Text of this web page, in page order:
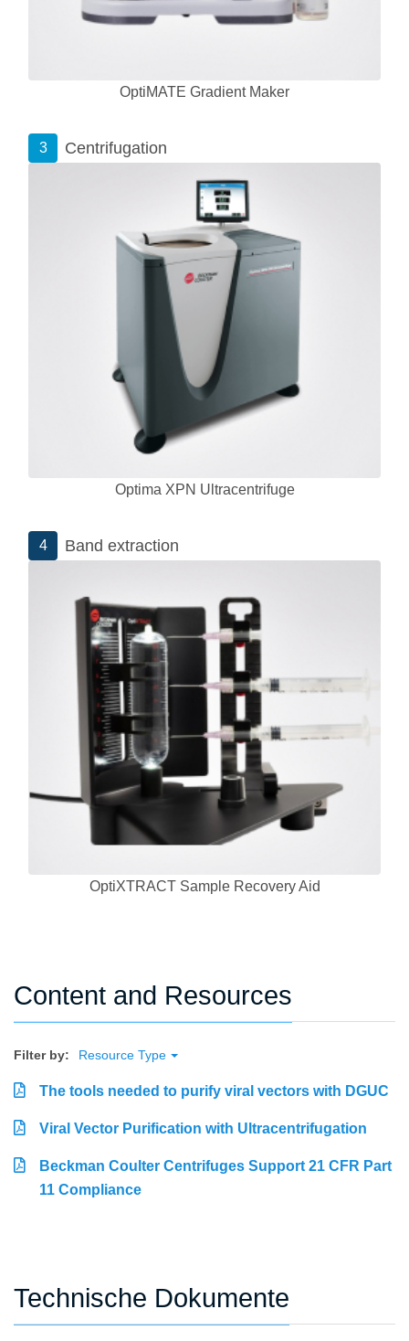
OptiMATE Gradient Maker
3 Centrifugation
Optima XPN Ultracentrifuge
4 Band extraction
OptiXTRACT Sample Recovery Aid
Content and Resources
Filter by: Resource Type
The tools needed to purify viral vectors with DGUC
Viral Vector Purification with Ultracentrifugation
Beckman Coulter Centrifuges Support 21 CFR Part
11 Compliance
Technische Dokumente